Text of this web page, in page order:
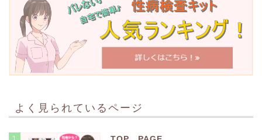
よく見られているページ
1